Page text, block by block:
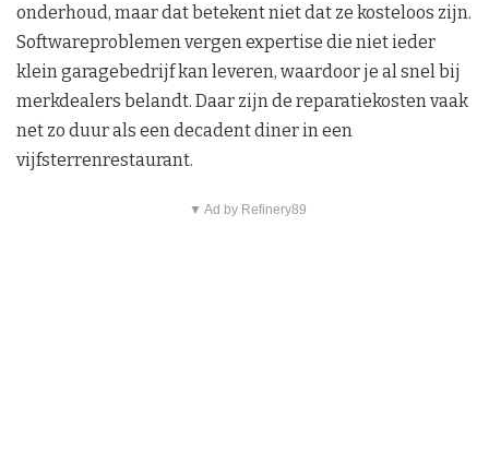
onderhoud, maar dat betekent niet dat ze kosteloos zijn.
Softwareproblemen vergen expertise die niet ieder
klein garagebedrijf kan leveren, waardoor je al snel bij
merkdealers belandt. Daar zijn de reparatiekosten vaak
net zo duur als een decadent diner in een
vijfsterrenrestaurant.
▼ Ad by Refinery89